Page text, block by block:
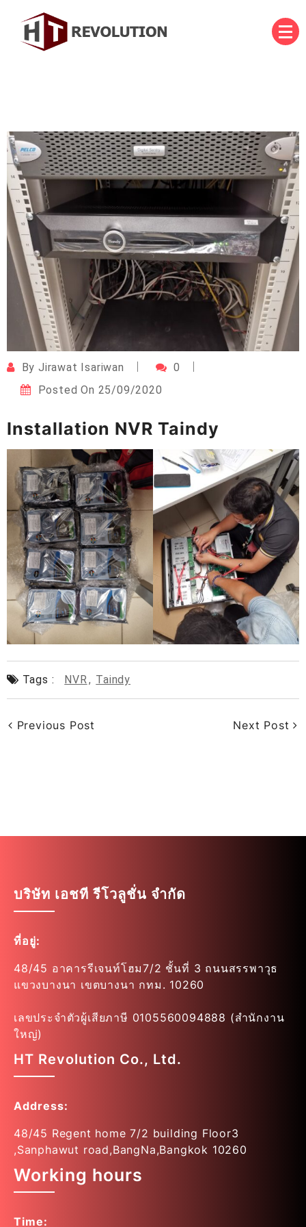
content
ByJirawat Isariwan
0
Posted On 25/09/2020
Installation NVR Taindy
Tags : NVR, Taindy
Previous Post Next Post
บริษัท เอชที รีโวลูชั่น จำกัด
ที่อยู่:
48/45 อาคารรีเจนท์โฮม7/2 ชั้นที่ 3 ถนนสรรพาวุธ
แขวงบางนา เขตบางนา กทม. 10260
เลขประจำตัวผู้เสียภาษี 0105560094888 (สำนักงาน
ใหญ่)
HT Revolution Co., Ltd.
Address:
48/45 Regent home 7/2 building Floor3
,Sanphawut road,BangNa,Bangkok 10260
Working hours
Time: